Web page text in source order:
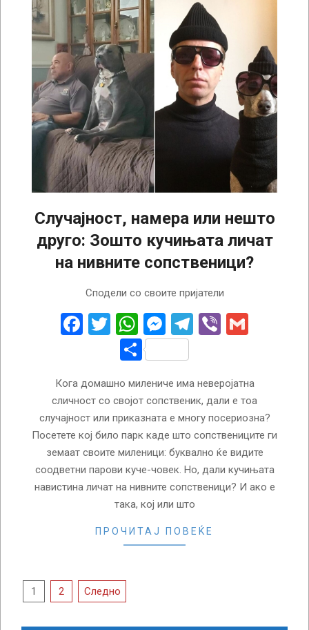
Случајност, намера или нешто
друго: Зошто кучињата личат
на нивните сопственици?
Сподели со своите пријатели
Facebook
Twitter
WhatsApp
Messenger
Telegram
Viber
Share
Кога домашно милениче има неверојатна
сличност со својот сопственик, дали е тоа
случајност или приказната е многу посериозна?
Посетете кој било парк каде што сопствениците ги
земаат своите миленици: буквално ќе видите
соодветни парови куче-човек. Но, дали кучињата
навистина личат на нивните сопственици? И ако е
така, кој или што
ПРОЧИТАЈ ПОВЕЌЕ
Posts
1 2 Следно